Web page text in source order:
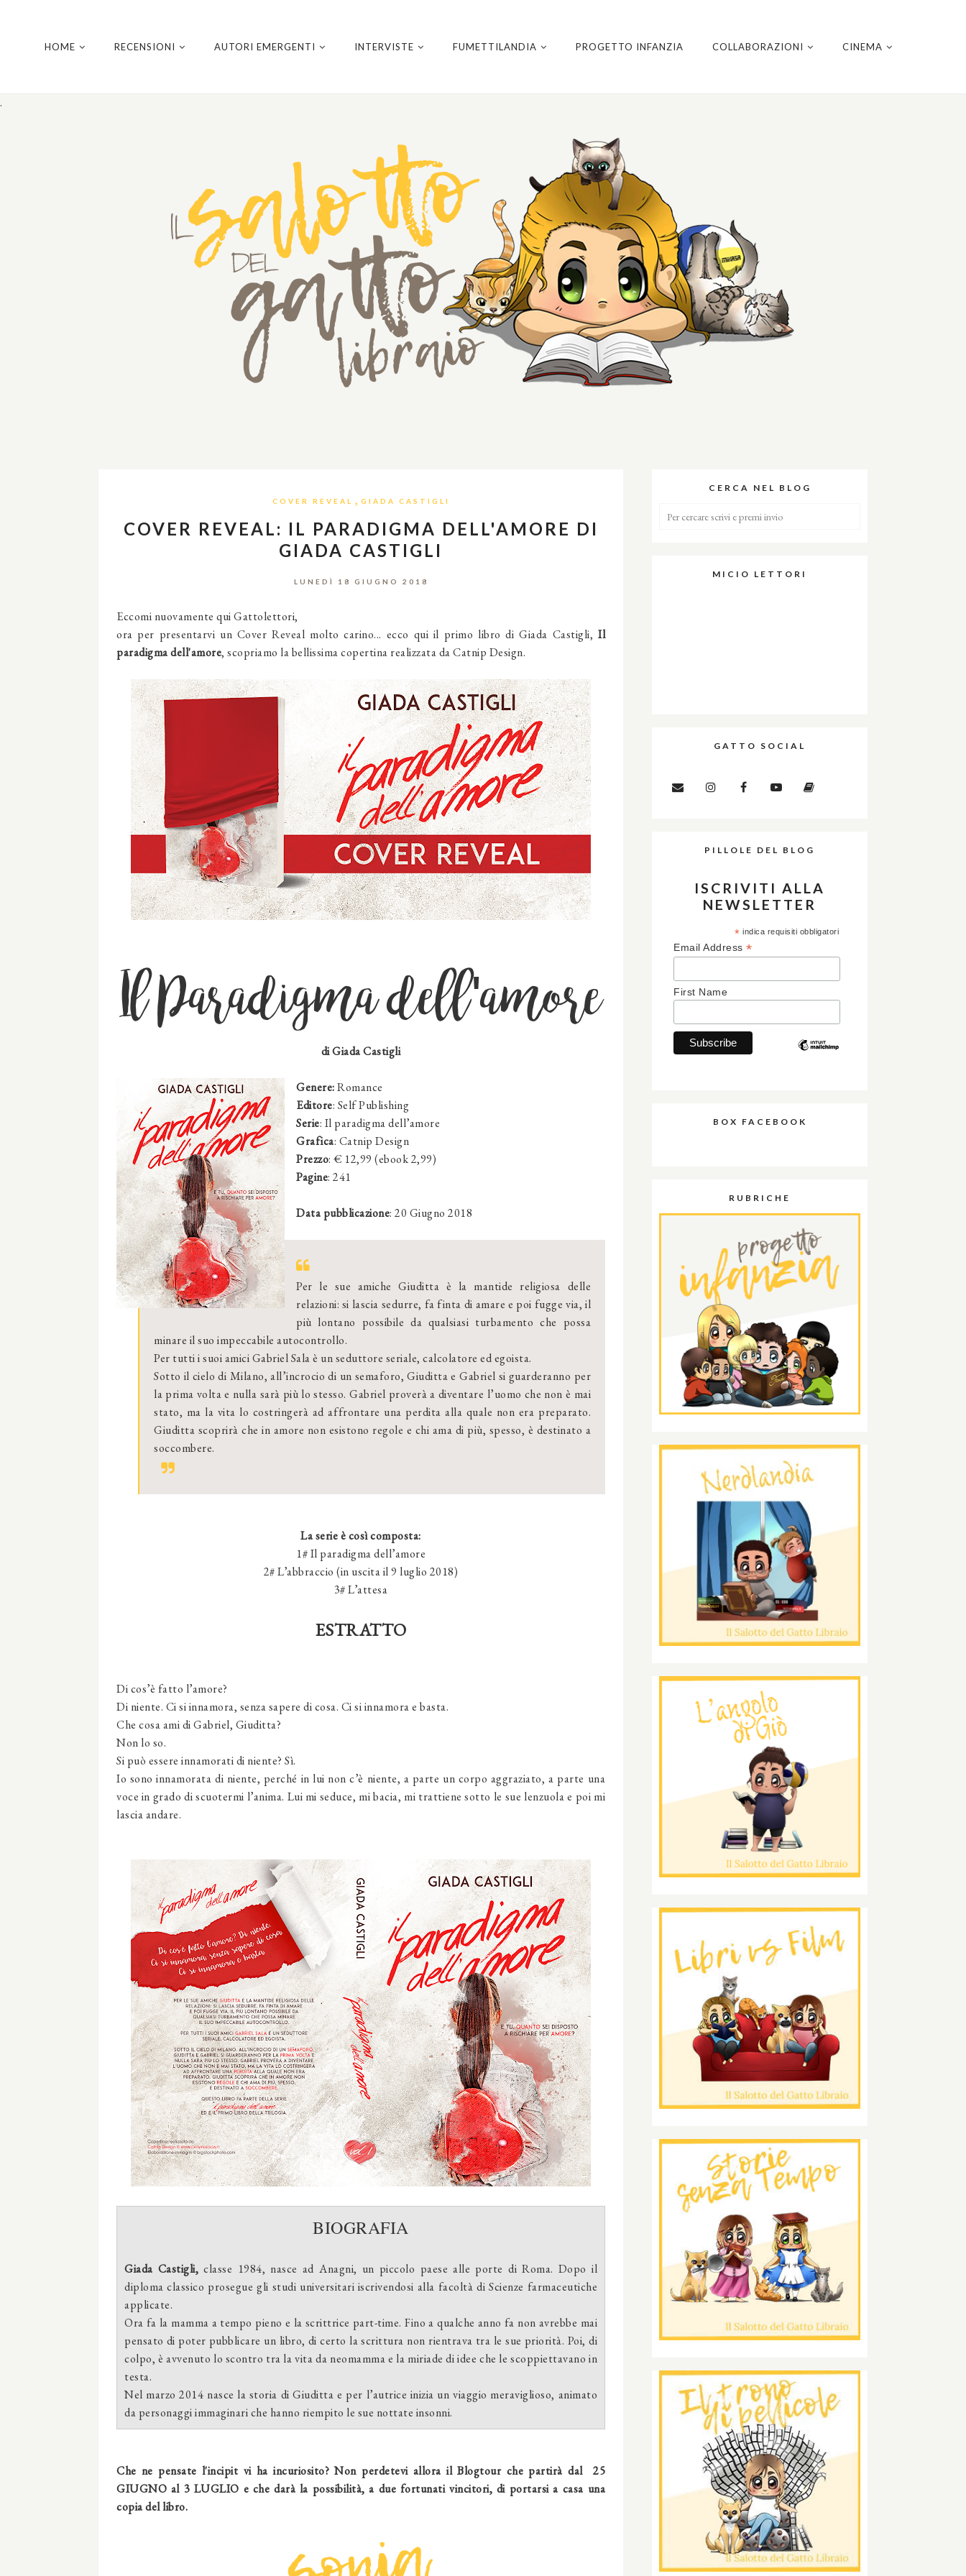
.
HOME RECENSIONI AUTORI EMERGENTI INTERVISTE FUMETTILANDIA PROGETTO INFANZIA COLLABORAZIONI CINEMA
COVER REVEAL , GIADA CASTIGLI
COVER REVEAL: IL PARADIGMA DELL'AMORE DI
GIADA CASTIGLI
LUNEDÌ 18 GIUGNO 2018
Eccomi nuovamente qui Gattolettori,
ora per presentarvi un Cover Reveal molto carino... ecco qui il primo libro di Giada Castigli, Il
paradigma dell'amore, scopriamo la bellissima copertina realizzata da Catnip Design.
Il Paradigma dell'amore
diGiada Castigli
Genere:Romance
Editore: Self Publishing
Serie: Il paradigma dell’amore
Grafica: Catnip Design
Prezzo: € 12,99 (ebook 2,99)
Pagine: 241
Data pubblicazione: 20 Giugno 2018
Per le sue amiche Giuditta è la mantide religiosa delle
relazioni: si lascia sedurre, fa finta di amare e poi fugge via, il
più lontano possibile da qualsiasi turbamento che possa
minare il suo impeccabile autocontrollo.
Per tutti i suoi amici Gabriel Sala è un seduttore seriale, calcolatore ed egoista.
Sotto il cielo di Milano, all’incrocio di un semaforo, Giuditta e Gabriel si guarderanno per
la prima volta e nulla sarà più lo stesso. Gabriel proverà a diventare l’uomo che non è mai
stato, ma la vita lo costringerà ad affrontare una perdita alla quale non era preparato.
Giuditta scoprirà che in amore non esistono regole e chi ama di più, spesso, è destinato a
soccombere.
La serie è così composta:
1# Il paradigma dell’amore
2# L’abbraccio (in uscita il 9 luglio 2018)
3# L’attesa
ESTRATTO
Di cos’è fatto l’amore?
Di niente. Ci si innamora, senza sapere di cosa. Ci si innamora e basta.
Che cosa ami di Gabriel, Giuditta?
Non lo so.
Si può essere innamorati di niente? Sì.
Io sono innamorata di niente, perché in lui non c’è niente, a parte un corpo aggraziato, a parte una
voce in grado di scuotermi l’anima. Lui mi seduce, mi bacia, mi trattiene sotto le sue lenzuola e poi mi
lascia andare.
BIOGRAFIA
Giada Castigli, classe 1984, nasce ad Anagni, un piccolo paese alle porte di Roma. Dopo il
diploma classico prosegue gli studi universitari iscrivendosi alla facoltà di Scienze farmaceutiche
applicate.
Ora fa la mamma a tempo pieno e la scrittrice part-time. Fino a qualche anno fa non avrebbe mai
pensato di poter pubblicare un libro, di certo la scrittura non rientrava tra le sue priorità. Poi, di
colpo, è avvenuto lo scontro tra la vita da neomamma e la miriade di idee che le scoppiettavano in
testa.
Nel marzo 2014 nasce la storia di Giuditta e per l’autrice inizia un viaggio meraviglioso, animato
da personaggi immaginari che hanno riempito le sue nottate insonni.
Che ne pensate l'incipit vi ha incuriosito? Non perdetevi allora il Blogtour che partirà dal
25
GIUGNO al 3 LUGLIO e che darà la possibilità, a due fortunati vincitori, di portarsi a casa una
copia del libro.
CERCA NEL BLOG
MICIO LETTORI
GATTO SOCIAL
PILLOLE DEL BLOG
ISCRIVITI ALLA
NEWSLETTER
* indica requisiti obbligatori
Email Address *
First Name
BOX FACEBOOK
RUBRICHE